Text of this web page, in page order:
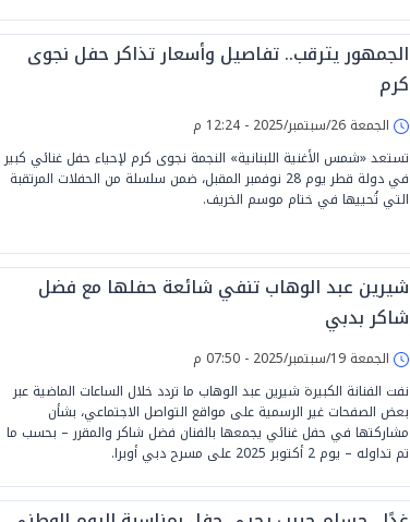
الجمهور يترقب.. تفاصيل وأسعار تذاكر حفل نجوى
كرم
الجمعة 26/سبتمبر/2025 - 12:24 م
تستعد «شمس الأغنية اللبنانية» النجمة نجوى كرم لإحياء حفل غنائي كبير
في دولة قطر يوم 28 نوفمبر المقبل، ضمن سلسلة من الحفلات المرتقبة
التي تُحييها في ختام موسم الخريف.
شيرين عبد الوهاب تنفي شائعة حفلها مع فضل
شاكر بدبي
الجمعة 19/سبتمبر/2025 - 07:50 م
نفت الفنانة الكبيرة شيرين عبد الوهاب ما تردد خلال الساعات الماضية عبر
بعض الصفحات غير الرسمية على مواقع التواصل الاجتماعي، بشأن
مشاركتها في حفل غنائي يجمعها بالفنان فضل شاكر والمقرر – بحسب ما
تم تداوله – يوم 2 أكتوبر 2025 على مسرح دبي أوبرا.